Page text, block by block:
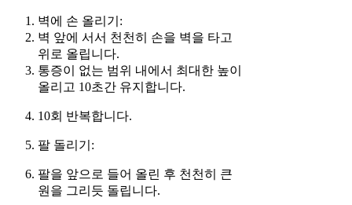
벽에 손 올리기:
벽 앞에 서서 천천히 손을 벽을 타고
위로 올립니다.
통증이 없는 범위 내에서 최대한 높이
올리고 10초간 유지합니다.
10회 반복합니다.
팔 돌리기:
팔을 앞으로 들어 올린 후 천천히 큰
원을 그리듯 돌립니다.